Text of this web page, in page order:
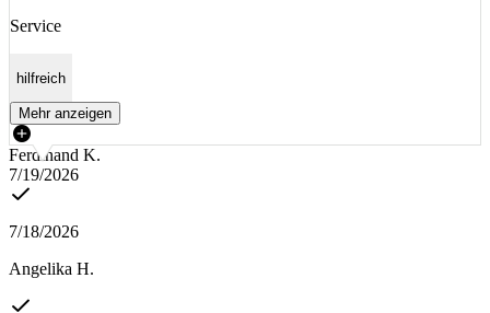
Service
hilfreich
Mehr anzeigen
Ferdinand K.
7/19/2026
7/18/2026
Angelika H.